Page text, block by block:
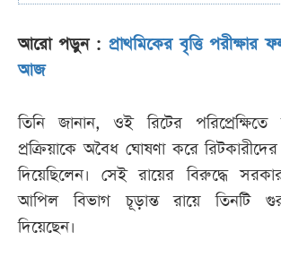
আরো পড়ুন : প্রাথমিকের বৃত্তি পরীক্ষার
আজ
তিনি জানান, ওই রিটের পরিপ্রেক্ষিতে
প্রক্রিয়াকে অবৈধ ঘোষণা করে
দিয়েছিলেন। সেই রায়ের বিরুদ্ধে
আপিল বিভাগ চূড়ান্ত রায়ে তিনটি
দিয়েছেন।